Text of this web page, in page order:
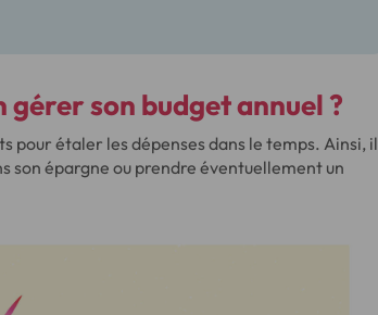
son budget annuel ?
pour étaler les dépenses dans le temps. Ainsi, il
son épargne ou prendre éventuellement un